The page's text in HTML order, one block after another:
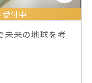
付中
未来の地球を考